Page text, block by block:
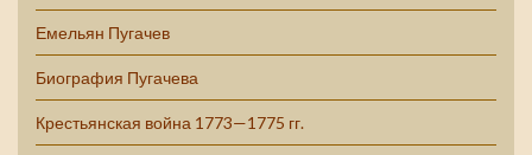
Емельян Пугачев
Биография Пугачева
Крестьянская война 1773—1775 гг.